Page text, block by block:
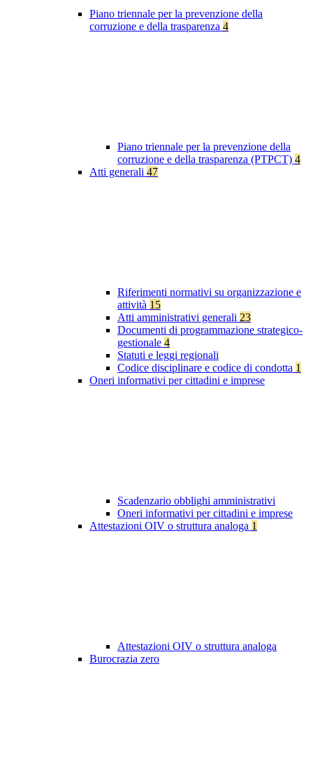
Piano triennale per la prevenzione della
corruzione e della trasparenza 4
Piano triennale per la prevenzione della
corruzione e della trasparenza (PTPCT) 4
Atti generali 47
Riferimenti normativi su organizzazione e
attività 15
Atti amministrativi generali 23
Documenti di programmazione strategico-
gestionale 4
Statuti e leggi regionali
Codice disciplinare e codice di condotta 1
Oneri informativi per cittadini e imprese
Scadenzario obblighi amministrativi
Oneri informativi per cittadini e imprese
Attestazioni OIV o struttura analoga 1
Attestazioni OIV o struttura analoga
Burocrazia zero